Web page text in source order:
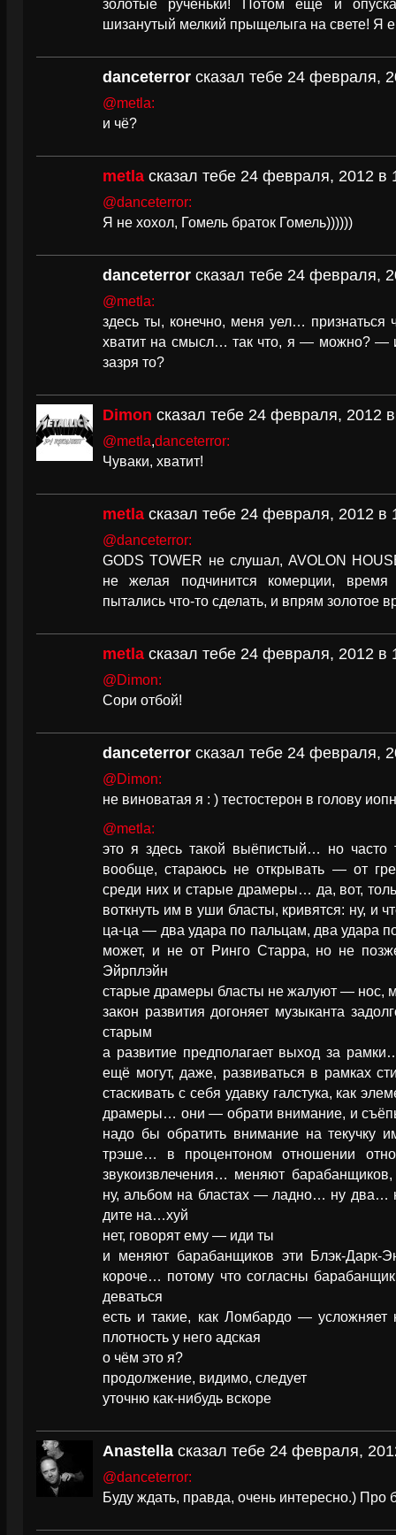
золотые рученьки! Потом ещё и
шизанутый мелкий прыщелыга на свете! Я
danceterror сказал тебе 24 февраля,
@metla:
и чё?
metla сказал тебе 24 февраля, 2012 в
@danceterror:
Я не хохол, Гомель браток Гомель))))))
danceterror сказал тебе 24 февраля,
@metla:
здесь ты, конечно, меня уел… признаться
хватит на смысл… так что, я — можно? —
зазря то?
Dimon сказал тебе 24 февраля, 2012
@metla,danceterror:
Чуваки, хватит!
metla сказал тебе 24 февраля, 2012 в
@danceterror:
GODS TOWER не слушал, AVOLON
не желая подчинится комерции,
пытались что-то сделать, и впрям золотое
metla сказал тебе 24 февраля, 2012 в
@Dimon:
Сори отбой!
danceterror сказал тебе 24 февраля,
@Dimon:
не виноватая я : ) тестостерон в голову
@metla:
это я здесь такой выёпистый… но часто
вообще, стараюсь не открывать — от
среди них и старые драмеры… да, вот,
воткнуть им в уши бласты, кривятся: ну, и
ца-ца — два удара по пальцам, два удара
может, и не от Ринго Старра, но не
Эйрплэйн
старые драмеры бласты не жалуют — нос,
закон развития догоняет музыканта
старым
а развитие предполагает выход за
ещё могут, даже, развиваться в рамках
стаскивать с себя удавку галстука, как
драмеры… они — обрати внимание, и
надо бы обратить внимание на текучку
трэше… в процентоном отношении
звукоизвлечения… меняют
ну, альбом на бластах — ладно… ну два…
дите на…хуй
нет, говорят ему — иди ты
и меняют барабанщиков эти Блэк-Дарк-
короче… потому что согласны
деваться
есть и такие, как Ломбардо —
плотность у него адская
о чём это я?
продолжение, видимо, следует
уточню как-нибудь вскоре
Anastella сказал тебе 24 февраля,
@danceterror:
Буду ждать, правда, очень интересно.) Про